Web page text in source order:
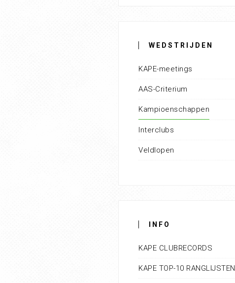
WEDSTRIJDEN
KAPE-meetings
AAS-Criterium
Kampioenschappen
Interclubs
Veldlopen
INFO
KAPE CLUBRECORDS
KAPE TOP-10 RANGLIJSTEN